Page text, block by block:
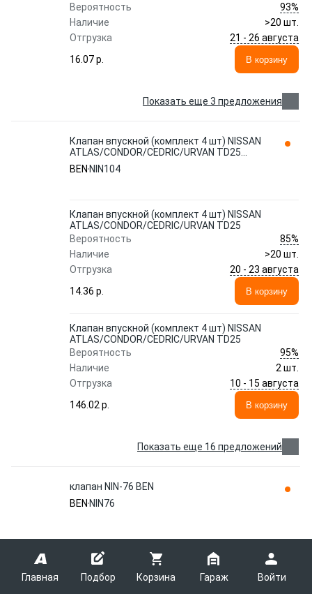
Главная Подбор Корзина Гараж Войти
Вероятность
93%
Наличие
>20 шт.
Отгрузка
21 - 26 августа
16.07 p.
В корзину
Показать еще 3 предложения
Клапан впускной (комплект 4 шт) NISSAN
ATLAS/CONDOR/CEDRIC/URVAN TD25
NIN104 BEN
BEN NIN104
Клапан впускной (комплект 4 шт) NISSAN
ATLAS/CONDOR/CEDRIC/URVAN TD25
Вероятность
85%
Наличие
>20 шт.
Отгрузка
20 - 23 августа
14.36 p.
В корзину
Клапан впускной (комплект 4 шт) NISSAN
ATLAS/CONDOR/CEDRIC/URVAN TD25
Вероятность
95%
Наличие
2 шт.
Отгрузка
10 - 15 августа
146.02 p.
В корзину
Показать еще 16 предложений
клапан NIN-76 BEN
BEN NIN76
клапан NIN-76 BEN
Вероятность
85%